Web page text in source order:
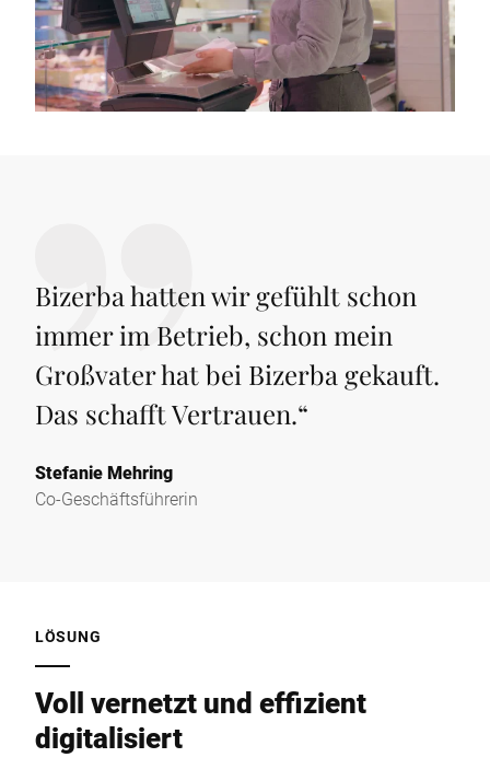
Bizerba hatten wir gefühlt schon
immer im Betrieb, schon mein
Großvater hat bei Bizerba gekauft.
Das schafft Vertrauen.“
Stefanie Mehring
Co-Geschäftsführerin
LÖSUNG
Voll vernetzt und effizient
digitalisiert